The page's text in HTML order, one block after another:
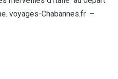
voyages-Chabannes.fr –